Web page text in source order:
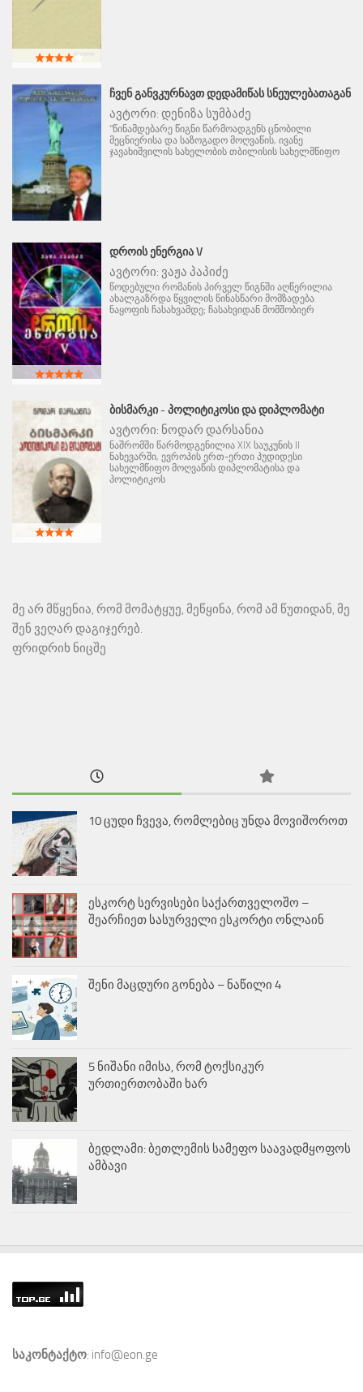
ᲩᲕᲔᲜ ᲒᲐᲜᲕᲙᲣᲠᲜᲐᲕᲗ ᲓᲔᲓᲐᲛᲘᲬᲐᲡ ᲡᲜᲔᲣᲚᲔᲑᲐᲗᲐᲒᲐᲜ
ავტორი: დენიზა სუმბაძე
"წინამდებარე წიგნი წარმოადგენს ცნობილი
მეცნიერისა და საზოგადო მოღვაწის, ივანე
ჯავახიშვილის სახელობის თბილისის სახელმწიფო
ᲓᲠᲝᲘᲡ ᲔᲜᲔᲠᲒᲘᲐ V
ავტორი: ვაჟა პაპიძე
წოდებული რომანის პირველ წიგნში აღწერილია
ახალგაზრდა წყვილის წინასწარი მომზადება
ნაყოფის ჩასახვამდე; ჩასახვიდან მომშობიერ
ᲑᲘᲡᲛᲐᲠᲙᲘ - ᲞᲝᲚᲘᲢᲘᲙᲝᲡᲘ ᲓᲐ ᲓᲘᲞᲚᲝᲛᲐᲢᲘ
ავტორი: ნოდარ დარსანია
ნაშრომში წარმოდგენილია XIX საუკუნის II
ნახევარში, ევროპის ერთ-ერთი პუდიდესი
სახელმწიფო მოღვაწის დიპლომატისა და
პოლიტიკოს
მე არ მწყენია, რომ მომატყუე, მეწყინა, რომ ამ წუთიდან, მე
შენ ვეღარ დაგიჯერებ.
ფრიდრიხ ნიცშე
10 ცუდი ჩვევა, რომლებიც უნდა მოვიშოროთ
ესკორტ სერვისები საქართველოშო –
შეარჩიეთ სასურველი ესკორტი ონლაინ
შენი მაცდური გონება – ნაწილი 4
5 ნიშანი იმისა, რომ ტოქსიკურ
ურთიერთობაში ხარ
ბედლამი: ბეთლემის სამეფო საავადმყოფოს
ამბავი
საკონტაქტო: info@eon.ge